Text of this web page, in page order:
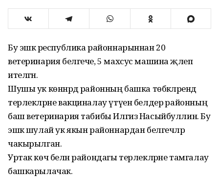
Бу эшкә республика районнарыннан 20
ветеринария белгече, 5 махсус машина җәлеп
ителгән.
Шушы ук көннәрдә районның башка төбәкләрендә
терлекләрне вакциналау үтүен белдерә районның
баш ветеринария табибы Илгиз Насыйбуллин. Бу
эшкә шулай ук якын районнардан белгечләр
чакырылган.
Уртак көч белән райондагы терлекләрне тамгалау
башкарылачак.